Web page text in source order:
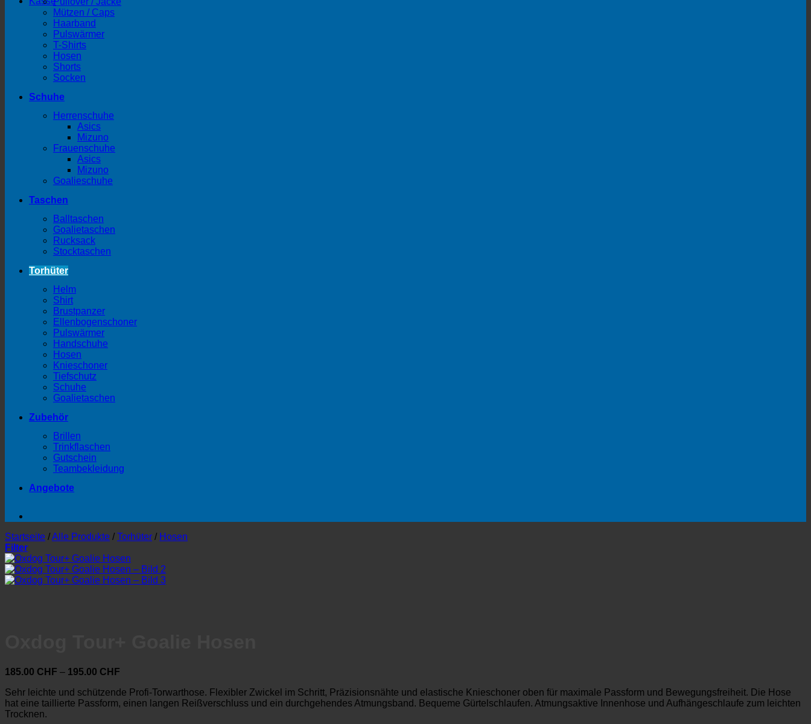
Mützen / Caps
Haarband
Pulswärmer
T-Shirts
Hosen
Shorts
Socken
Schuhe
Herrenschuhe
Asics
Mizuno
Frauenschuhe
Asics
Mizuno
Goalieschuhe
Taschen
Balltaschen
Goalietaschen
Rucksack
Stocktaschen
Torhüter
Helm
Shirt
Brustpanzer
Ellenbogenschoner
Pulswärmer
Handschuhe
Hosen
Knieschoner
Tiefschutz
Schuhe
Goalietaschen
Zubehör
Brillen
Trinkflaschen
Gutschein
Teambekleidung
Angebote
Startseite /Alle Produkte / Torhüter / Hosen
Filter
185.00 CHF – 195.00 CHF
bis
195.00 CHF
Sehr leichte und schützende Profi-Torwarthose. Flexibler Zwickel im Schritt, Präzisionsnähte und elastische Knieschoner oben für maximale Passform und Bewegungsfreiheit. Die Hose
hat eine taillierte Passform, einen langen Reißverschluss und ein durchgehendes Atmungsband. Bequeme Gürtelschlaufen. Atmungsaktive Innenhose und Aufhängeschlaufe zum leichten
Trocknen.